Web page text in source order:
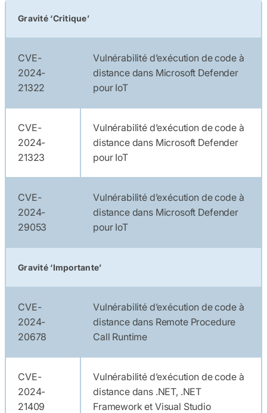
Gravité ‘Critique’
CVE-
2024-
21322
Vulnérabilité d’exécution de code à
distance dans Microsoft Defender
pour IoT
CVE-
2024-
21323
Vulnérabilité d’exécution de code à
distance dans Microsoft Defender
pour IoT
CVE-
2024-
29053
Vulnérabilité d’exécution de code à
distance dans Microsoft Defender
pour IoT
Gravité ‘Importante’
CVE-
2024-
20678
Vulnérabilité d’exécution de code à
distance dans Remote Procedure
Call Runtime
CVE-
2024-
21409
Vulnérabilité d’exécution de code à
distance dans .NET, .NET
Framework et Visual Studio